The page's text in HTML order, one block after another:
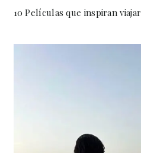
10 Películas que inspiran viajar